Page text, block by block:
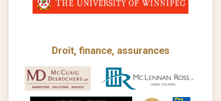
Droit, finance, assurances